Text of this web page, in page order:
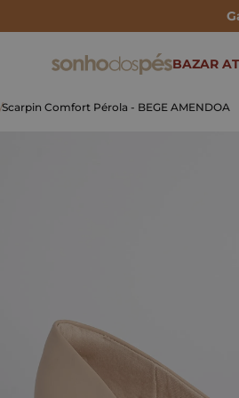
BAZAR
Scarpin Comfort Pérola - BEGE AMENDOA